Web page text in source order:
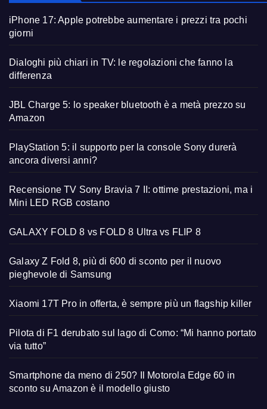
iPhone 17: Apple potrebbe aumentare i prezzi tra pochi
giorni
Dialoghi più chiari in TV: le regolazioni che fanno la
differenza
JBL Charge 5: lo speaker bluetooth è a metà prezzo su
Amazon
PlayStation 5: il supporto per la console Sony durerà
ancora diversi anni?
Recensione TV Sony Bravia 7 II: ottime prestazioni, ma i
Mini LED RGB costano
GALAXY FOLD 8 vs FOLD 8 Ultra vs FLIP 8
Galaxy Z Fold 8, più di 600 di sconto per il nuovo
pieghevole di Samsung
Xiaomi 17T Pro in offerta, è sempre più un flagship killer
Pilota di F1 derubato sul lago di Como: “Mi hanno portato
via tutto”
Smartphone da meno di 250? Il Motorola Edge 60 in
sconto su Amazon è il modello giusto